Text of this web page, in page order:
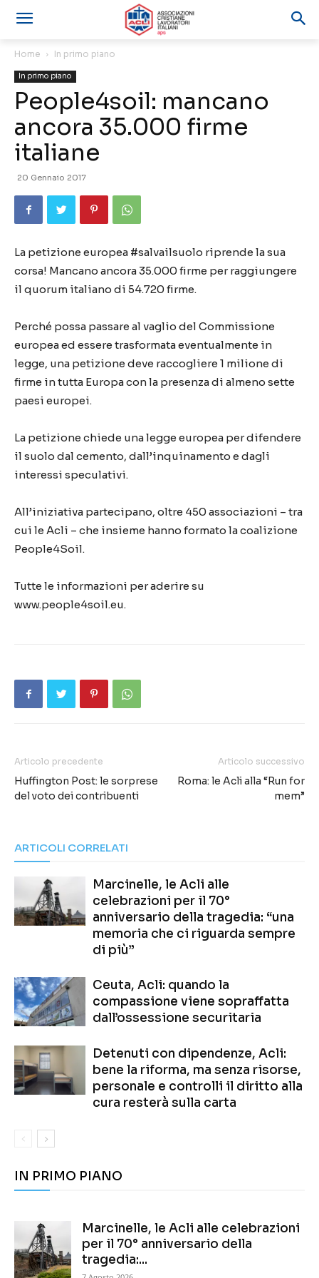
Home In primo piano
In primo piano
People4soil: mancano
ancora 35.000 firme
italiane
20 Gennaio 2017
La petizione europea #salvailsuolo riprende la sua
corsa! Mancano ancora 35.000 firme per raggiungere
il quorum italiano di 54.720 firme.
Perché possa passare al vaglio del Commissione
europea ed essere trasformata eventualmente in
legge, una petizione deve raccogliere 1 milione di
firme in tutta Europa con la presenza di almeno sette
paesi europei.
La petizione chiede una legge europea per difendere
il suolo dal cemento, dall’inquinamento e dagli
interessi speculativi.
All’iniziativa partecipano, oltre 450 associazioni – tra
cui le Acli – che insieme hanno formato la coalizione
People4Soil.
Tutte le informazioni per aderire su
www.people4soil.eu.
Articolo precedente
Huffington Post: le sorprese
del voto dei contribuenti
Articolo successivo
Roma: le Acli alla “Run for
mem”
ARTICOLI CORRELATI
Marcinelle, le Acli alle
celebrazioni per il 70°
anniversario della tragedia: “una
memoria che ci riguarda sempre
di più”
Ceuta, Acli: quando la
compassione viene sopraffatta
dall’ossessione securitaria
Detenuti con dipendenze, Acli:
bene la riforma, ma senza risorse,
personale e controlli il diritto alla
cura resterà sulla carta
IN PRIMO PIANO
Marcinelle, le Acli alle celebrazioni
per il 70° anniversario della
tragedia:...